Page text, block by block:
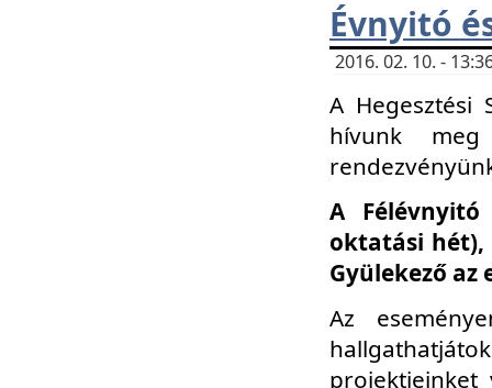
Évnyitó
2016. 02. 10. -
A Hegesztési
hívunk
A
oktatási hét),
Gyülekező az
Az